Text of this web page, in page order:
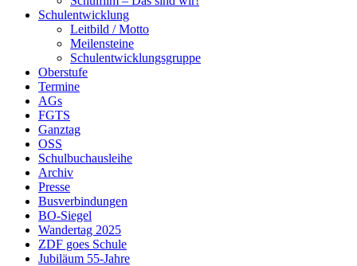
Schulentwicklung
Leitbild / Motto
Meilensteine
Schulentwicklungsgruppe
Oberstufe
Termine
AGs
FGTS
Ganztag
OSS
Schulbuchausleihe
Archiv
Presse
Busverbindungen
BO-Siegel
Wandertag 2025
ZDF goes Schule
Jubiläum 55-Jahre